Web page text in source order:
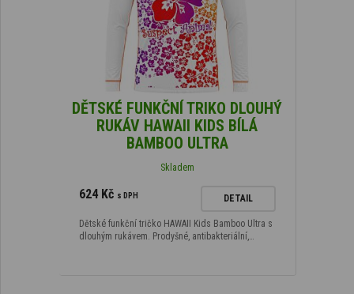
DĚTSKÉ FUNKČNÍ TRIKO DLOUHÝ
RUKÁV HAWAII KIDS BÍLÁ
BAMBOO ULTRA
Skladem
624 Kč s DPH DETAIL
Dětské funkční tričko HAWAII Kids Bamboo Ultra s
dlouhým rukávem. Prodyšné, antibakteriální,…